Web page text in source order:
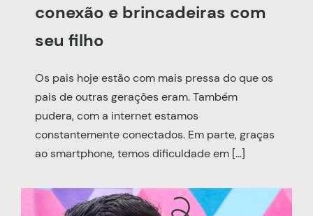
conexão e brincadeiras com
seu filho
Os pais hoje estão com mais pressa do que os
pais de outras gerações eram. Também
pudera, com a internet estamos
constantemente conectados. Em parte, graças
ao smartphone, temos dificuldade em […]